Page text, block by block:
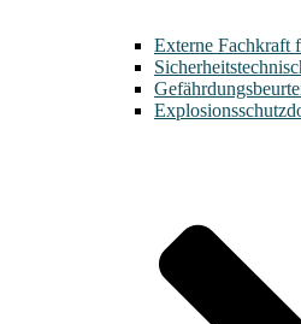
Externe Fachkraft